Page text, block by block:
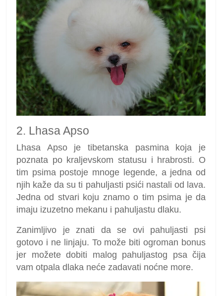
2. Lhasa Apso
Lhasa Apso je tibetanska pasmina koja je
poznata po kraljevskom statusu i hrabrosti. O
tim psima postoje mnoge legende, a jedna od
njih kaže da su ti pahuljasti psići nastali od lava.
Jedna od stvari koju znamo o tim psima je da
imaju izuzetno mekanu i pahuljastu dlaku.
Zanimljivo je znati da se ovi pahuljasti psi
gotovo i ne linjaju. To može biti ogroman bonus
jer možete dobiti malog pahuljastog psa čija
vam otpala dlaka neće zadavati noćne more.